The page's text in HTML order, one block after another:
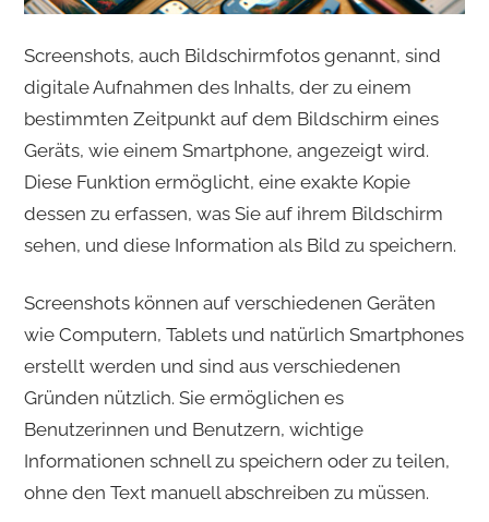
Screenshots, auch Bildschirmfotos genannt, sind
digitale Aufnahmen des Inhalts, der zu einem
bestimmten Zeitpunkt auf dem Bildschirm eines
Geräts, wie einem Smartphone, angezeigt wird.
Diese Funktion ermöglicht, eine exakte Kopie
dessen zu erfassen, was Sie auf ihrem Bildschirm
sehen, und diese Information als Bild zu speichern.
Screenshots können auf verschiedenen Geräten
wie Computern, Tablets und natürlich Smartphones
erstellt werden und sind aus verschiedenen
Gründen nützlich. Sie ermöglichen es
Benutzerinnen und Benutzern, wichtige
Informationen schnell zu speichern oder zu teilen,
ohne den Text manuell abschreiben zu müssen.